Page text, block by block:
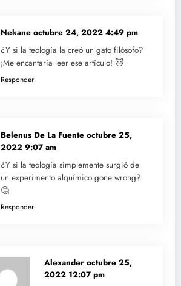
Nekane octubre 24, 2022 4:49 pm
¿Y si la teología la creó un gato filósofo?
¡Me encantaría leer ese artículo! 🐱
Responder
Belenus De La Fuente octubre 25,
2022 9:07 am
¿Y si la teología simplemente surgió de
un experimento alquímico gone wrong?
🤔
Responder
Alexander octubre 25,
2022 12:07 pm